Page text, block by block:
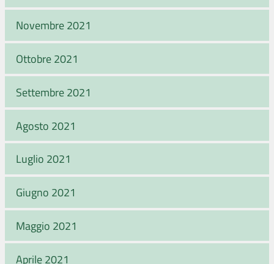
Novembre 2021
Ottobre 2021
Settembre 2021
Agosto 2021
Luglio 2021
Giugno 2021
Maggio 2021
Aprile 2021